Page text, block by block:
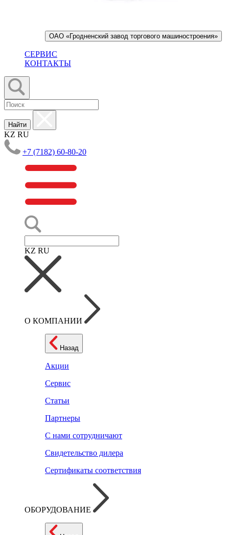
ОАО «Гродненский завод торгового машиностроения»
СЕРВИС
КОНТАКТЫ
Найти
KZ RU
+7 (7182) 60-80-20
KZ RU
О КОМПАНИИ
Назад
Акции
Сервис
Статьи
Партнеры
С нами сотрудничают
Свидетельство дилера
Сертификаты соответствия
ОБОРУДОВАНИЕ